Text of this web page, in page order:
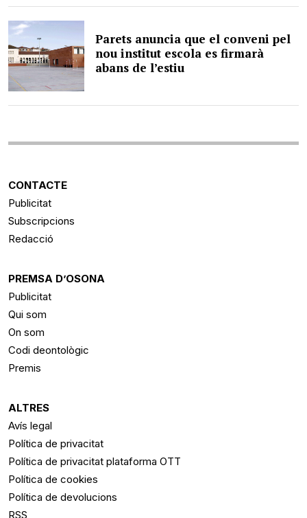
Parets anuncia que el conveni pel
nou institut escola es firmarà
abans de l’estiu
CONTACTE
Publicitat
Subscripcions
Redacció
PREMSA D’OSONA
Publicitat
Qui som
On som
Codi deontològic
Premis
ALTRES
Avís legal
Política de privacitat
Política de privacitat plataforma OTT
Política de cookies
Política de devolucions
RSS